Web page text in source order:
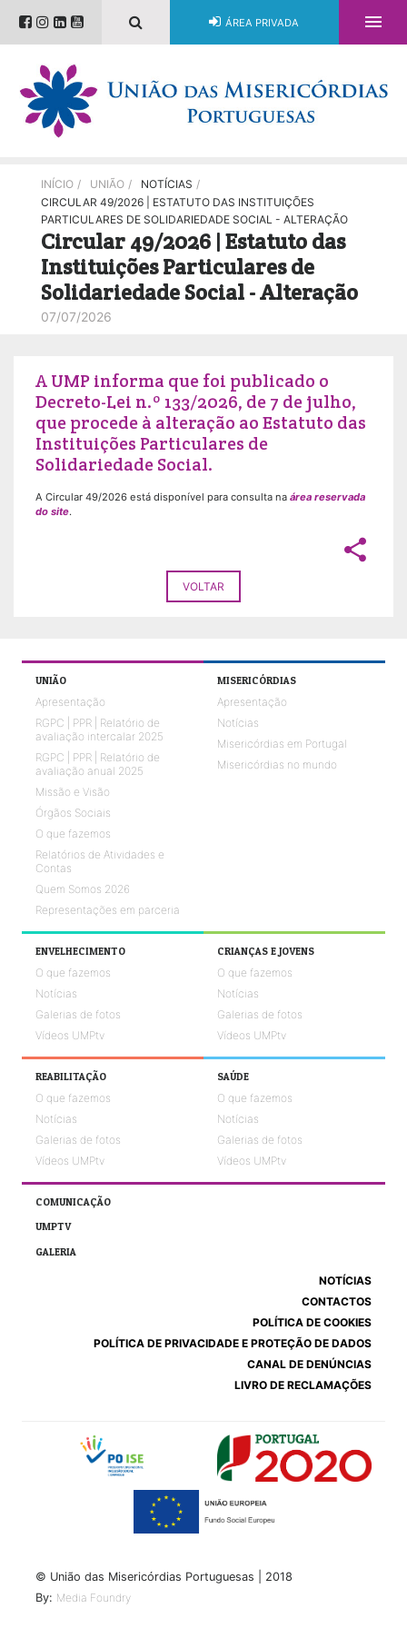
ÁREA PRIVADA 
INÍCIO / UNIÃO / NOTÍCIAS /
CIRCULAR 49/2026 | ESTATUTO DAS INSTITUIÇÕES
PARTICULARES DE SOLIDARIEDADE SOCIAL - ALTERAÇÃO
Circular 49/2026 | Estatuto das
Instituições Particulares de
Solidariedade Social - Alteração
07/07/2026
A UMP informa que foi publicado o
Decreto-Lei n.º 133/2026, de 7 de julho,
que procede à alteração ao Estatuto das
Instituições Particulares de
Solidariedade Social.
A Circular 49/2026 está disponível para consulta na área reservada
do site.
share
VOLTAR
UNIÃO
Apresentação
RGPC | PPR | Relatório de
avaliação intercalar 2025
RGPC | PPR | Relatório de
avaliação anual 2025
Missão e Visão
Órgãos Sociais
O que fazemos
Relatórios de Atividades e
Contas
Quem Somos 2026
Representações em parceria
MISERICÓRDIAS
Apresentação
Notícias
Misericórdias em Portugal
Misericórdias no mundo
ENVELHECIMENTO
O que fazemos
Notícias
Galerias de fotos
Vídeos UMPtv
CRIANÇAS E JOVENS
O que fazemos
Notícias
Galerias de fotos
Vídeos UMPtv
REABILITAÇÃO
O que fazemos
Notícias
Galerias de fotos
Vídeos UMPtv
SAÚDE
O que fazemos
Notícias
Galerias de fotos
Vídeos UMPtv
COMUNICAÇÃO
UMPTV
GALERIA
NOTÍCIAS
CONTACTOS
POLÍTICA DE COOKIES
POLÍTICA DE PRIVACIDADE E PROTEÇÃO DE DADOS
CANAL DE DENÚNCIAS
LIVRO DE RECLAMAÇÕES
© União das Misericórdias Portuguesas | 2018
By: Media Foundry